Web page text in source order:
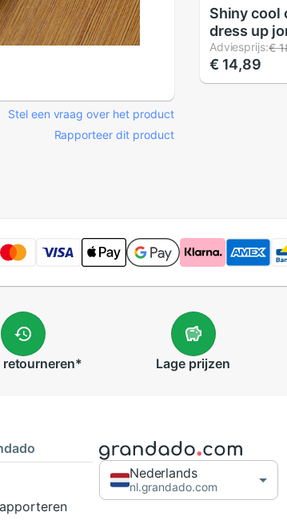
Stel een vraag over het product
Rapporteer dit product
Shiny cool
dress up
meisjes
pailletten
Adviesprijs:€
€ 14,89
retourneren* Lage prijzen
Nederlands
nl.grandado.com